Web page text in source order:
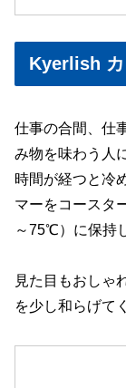
Kyerlish カ
仕事の合間、仕
み物を味わう人
時間が経つと冷
マーをコースタ
～75℃）に保持
見た目もおしゃ
を少し和らげて